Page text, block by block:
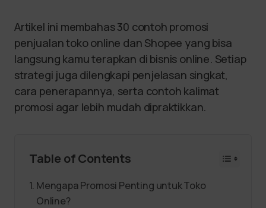
Artikel ini membahas 30 contoh promosi
penjualan toko online dan Shopee yang bisa
langsung kamu terapkan di bisnis online. Setiap
strategi juga dilengkapi penjelasan singkat,
cara penerapannya, serta contoh kalimat
promosi agar lebih mudah dipraktikkan.
Table of Contents
Mengapa Promosi Penting untuk Toko
Online?